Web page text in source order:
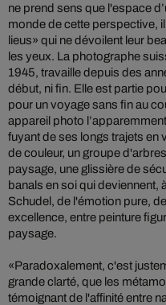
ne prend sens que l'espace
monde de cette perspective,
lieus» qui ne dévoilent leur
les yeux. La photographe
1945, travaille depuis des
début, ni fin. Elle est partie
pour un voyage sans fin au
appareil photo
fuyant de ses longs trajets en
de couleur, un groupe
paysage, une glissière de
banals en soi qui deviennent,
Schudel, de l'émotion pure,
excellence, entre peinture
paysage.
«Paradoxalement, c'est
grande clarté, que les
témoignant de l'affinité entre